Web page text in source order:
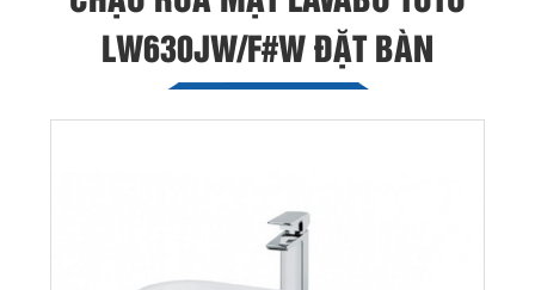
LW630JW/F#W ĐẶT BÀN